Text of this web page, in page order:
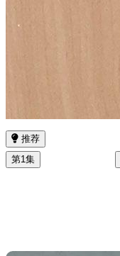
推荐
第1集